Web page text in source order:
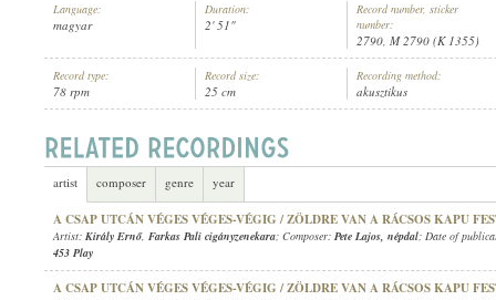
Language:
magyar
Duration:
2' 51"
Record number, sticker
number:
2790, M 2790 (K 1355)
Record type:
78 rpm
Record size:
25 cm
Recording method:
akusztikus
artist composer genre year
A CSAP UTCÁN VÉGES VÉGES-VÉGIG / ZÖLDRE VAN A RÁCSOS KAPU
Artist: Király Ernő, Farkas Pali cigányzenekara; Composer: Pete Lajos, népdal; Date of
453 Play
A CSAP UTCÁN VÉGES VÉGES-VÉGIG / ZÖLDRE VAN A RÁCSOS KAPU